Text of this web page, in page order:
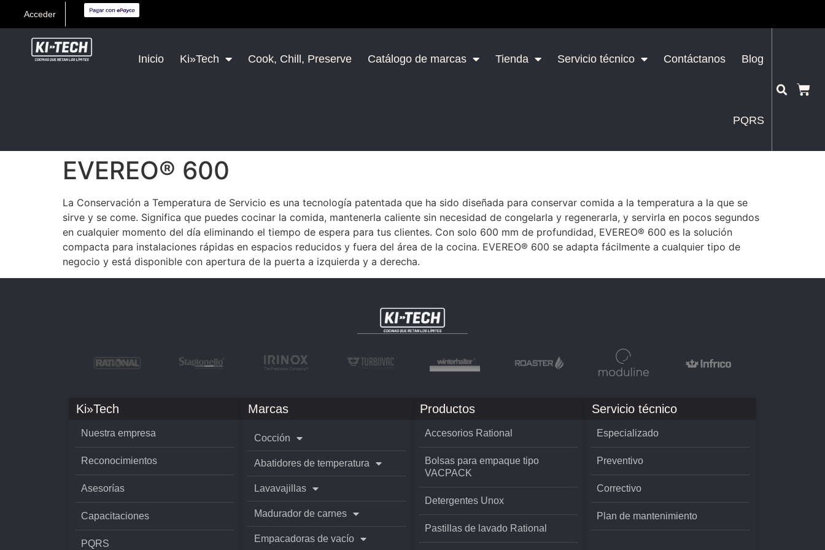
Acceder
Inicio Ki»Tech Cook, Chill, Preserve Catálogo de marcas Tienda Servicio técnico Contáctanos Blog
PQRS
EVEREO® 600
La Conservación a Temperatura de Servicio es una tecnología patentada que ha sido diseñada para conservar comida a la temperatura a la que se
sirve y se come. Significa que puedes cocinar la comida, mantenerla caliente sin necesidad de congelarla y regenerarla, y servirla en pocos segundos
en cualquier momento del día eliminando el tiempo de espera para tus clientes. Con solo 600 mm de profundidad, EVEREO® 600 es la solución
compacta para instalaciones rápidas en espacios reducidos y fuera del área de la cocina. EVEREO® 600 se adapta fácilmente a cualquier tipo de
negocio y está disponible con apertura de la puerta a izquierda y a derecha.
Ki»Tech
Nuestra empresa
Reconocimientos
Asesorías
Capacitaciones
PQRS
Marcas
Cocción
Abatidores de temperatura
Lavavajillas
Madurador de carnes
Empacadoras de vacío
Productos
Accesorios Rational
Bolsas para empaque tipo
VACPACK
Detergentes Unox
Pastillas de lavado Rational
Servicio técnico
Especializado
Preventivo
Correctivo
Plan de mantenimiento